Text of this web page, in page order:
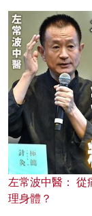
左常波中醫： 從
理身體？